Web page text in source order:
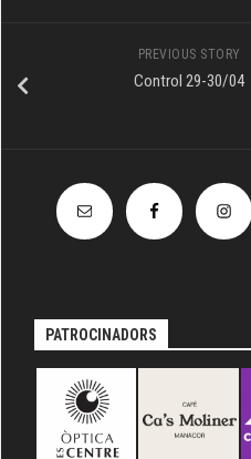
PREVIOUS STORY
Control 29-30/04
PATROCINADORS